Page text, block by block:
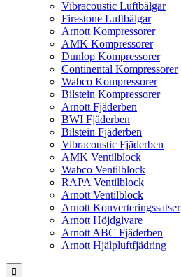
Vibracoustic Luftbälgar
Firestone Luftbälgar
Arnott Kompressorer
AMK Kompressorer
Dunlop Kompressorer
Continental Kompressorer
Wabco Kompressorer
Bilstein Kompressorer
Arnott Fjäderben
BWI Fjäderben
Bilstein Fjäderben
Vibracoustic Fjäderben
AMK Ventilblock
Wabco Ventilblock
RAPA Ventilblock
Arnott Ventilblock
Arnott Konverteringssatser
Arnott Höjdgivare
Arnott ABC Fjäderben
Arnott Hjälpluftfjädring
